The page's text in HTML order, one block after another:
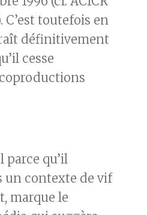
C’est toutefois en
définitivement
cesse
qu’il
un contexte de vif
marque le